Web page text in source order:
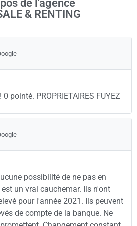
de l'agence
& RENTING
pointé. PROPRIETAIRES FUYEZ
possibilité de ne pas en
un vrai cauchemar. Ils n'ont
pour l'année 2021. Ils peuvent
de compte de la banque. Ne